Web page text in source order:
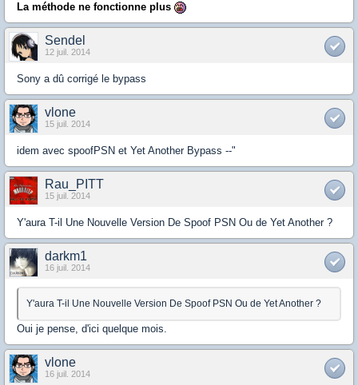
La méthode ne fonctionne plus
Sendel
12 juil. 2014
Sony a dû corrigé le bypass
vlone
15 juil. 2014
idem avec spoofPSN et Yet Another Bypass --"
Rau_PITT
15 juil. 2014
Y'aura T-il Une Nouvelle Version De Spoof PSN Ou de Yet Another ?
darkm1
16 juil. 2014
Y'aura T-il Une Nouvelle Version De Spoof PSN Ou de Yet Another ?
Oui je pense, d'ici quelque mois.
vlone
16 juil. 2014